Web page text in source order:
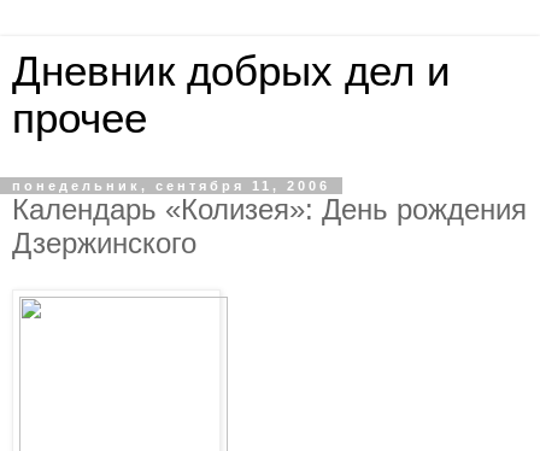
Дневник добрых дел и
прочее
понедельник, сентября 11, 2006
Календарь «Колизея»: День рождения
Дзержинского